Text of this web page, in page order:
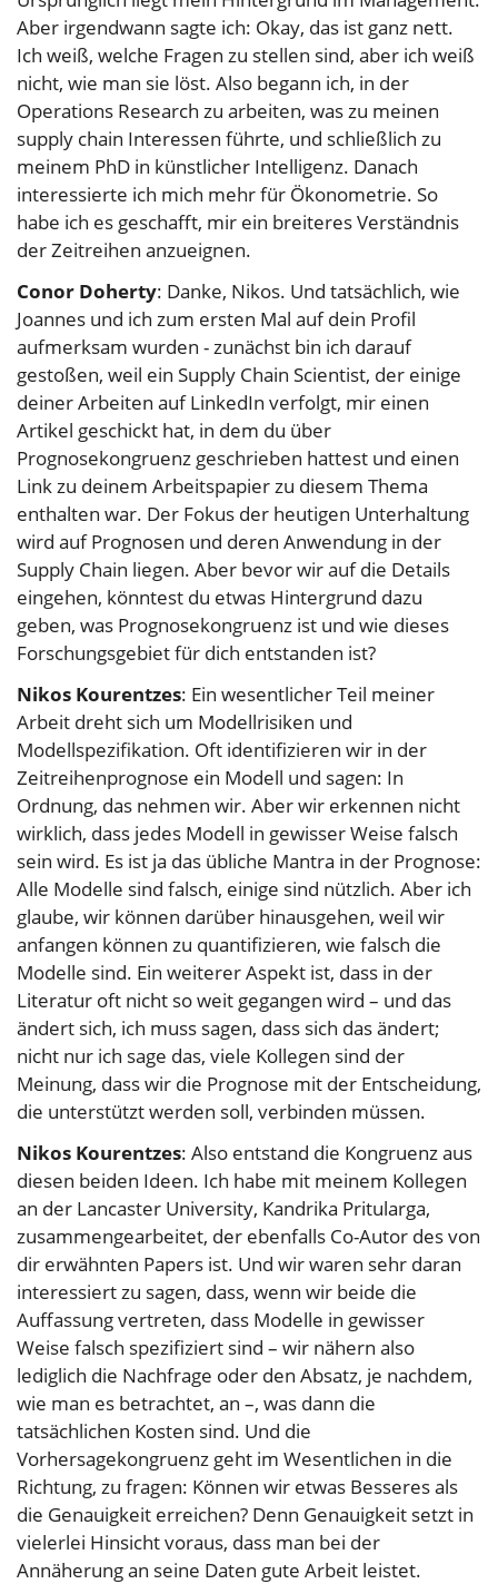
Aber irgendwann sagte ich: Okay, das ist ganz nett.
Ich weiß, welche Fragen zu stellen sind, aber ich weiß
nicht, wie man sie löst. Also begann ich, in der
Operations Research zu arbeiten, was zu meinen
supply chain Interessen führte, und schließlich zu
meinem PhD in künstlicher Intelligenz. Danach
interessierte ich mich mehr für Ökonometrie. So
habe ich es geschafft, mir ein breiteres Verständnis
der Zeitreihen anzueignen.
Conor Doherty: Danke, Nikos. Und tatsächlich, wie
Joannes und ich zum ersten Mal auf dein Profil
aufmerksam wurden - zunächst bin ich darauf
gestoßen, weil ein Supply Chain Scientist, der einige
deiner Arbeiten auf LinkedIn verfolgt, mir einen
Artikel geschickt hat, in dem du über
Prognosekongruenz geschrieben hattest und einen
Link zu deinem Arbeitspapier zu diesem Thema
enthalten war. Der Fokus der heutigen Unterhaltung
wird auf Prognosen und deren Anwendung in der
Supply Chain liegen. Aber bevor wir auf die Details
eingehen, könntest du etwas Hintergrund dazu
geben, was Prognosekongruenz ist und wie dieses
Forschungsgebiet für dich entstanden ist?
Nikos Kourentzes: Ein wesentlicher Teil meiner
Arbeit dreht sich um Modellrisiken und
Modellspezifikation. Oft identifizieren wir in der
Zeitreihenprognose ein Modell und sagen: In
Ordnung, das nehmen wir. Aber wir erkennen nicht
wirklich, dass jedes Modell in gewisser Weise falsch
sein wird. Es ist ja das übliche Mantra in der Prognose:
Alle Modelle sind falsch, einige sind nützlich. Aber ich
glaube, wir können darüber hinausgehen, weil wir
anfangen können zu quantifizieren, wie falsch die
Modelle sind. Ein weiterer Aspekt ist, dass in der
Literatur oft nicht so weit gegangen wird – und das
ändert sich, ich muss sagen, dass sich das ändert;
nicht nur ich sage das, viele Kollegen sind der
Meinung, dass wir die Prognose mit der Entscheidung,
die unterstützt werden soll, verbinden müssen.
Nikos Kourentzes: Also entstand die Kongruenz aus
diesen beiden Ideen. Ich habe mit meinem Kollegen
an der Lancaster University, Kandrika Pritularga,
zusammengearbeitet, der ebenfalls Co-Autor des von
dir erwähnten Papers ist. Und wir waren sehr daran
interessiert zu sagen, dass, wenn wir beide die
Auffassung vertreten, dass Modelle in gewisser
Weise falsch spezifiziert sind – wir nähern also
lediglich die Nachfrage oder den Absatz, je nachdem,
wie man es betrachtet, an –, was dann die
tatsächlichen Kosten sind. Und die
Vorhersagekongruenz geht im Wesentlichen in die
Richtung, zu fragen: Können wir etwas Besseres als
die Genauigkeit erreichen? Denn Genauigkeit setzt in
vielerlei Hinsicht voraus, dass man bei der
Annäherung an seine Daten gute Arbeit leistet.